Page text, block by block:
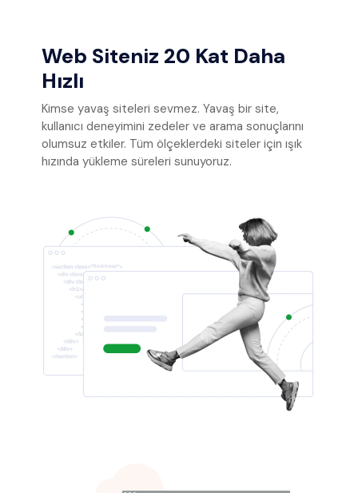
Web Siteniz 20 Kat Daha
Hızlı
Kimse yavaş siteleri sevmez. Yavaş bir site,
kullanıcı deneyimini zedeler ve arama sonuçlarını
olumsuz etkiler. Tüm ölçeklerdeki siteler için ışık
hızında yükleme süreleri sunuyoruz.